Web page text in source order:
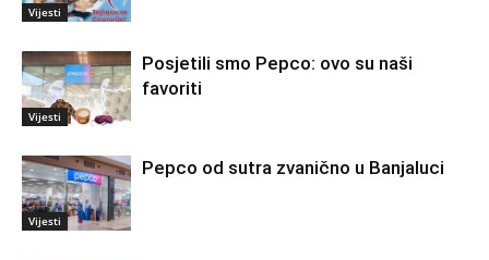
Vijesti
Vijesti
Posjetili smo Pepco: ovo su naši
favoriti
Vijesti
Pepco od sutra zvanično u Banjaluci